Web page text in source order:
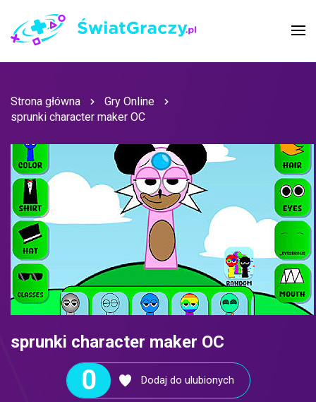
Strona główna
Gry Online
sprunki character maker OC
sprunki character maker OC
0 Dodaj do ulubionych